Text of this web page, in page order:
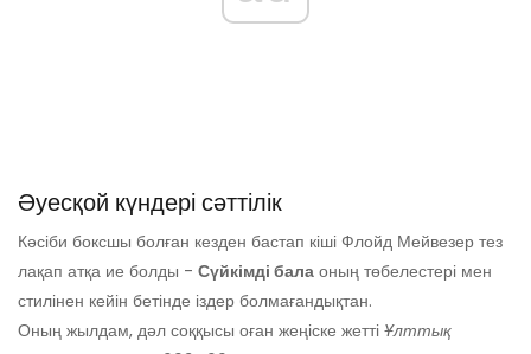
Әуесқой күндері сәттілік
Кәсіби боксшы болған кезден бастап кіші Флойд Мейвезер тез
лақап атқа ие болды - Сүйкімді бала оның төбелестері мен
стилінен кейін бетінде іздер болмағандықтан.
Оның жылдам, дәл соққысы оған жеңіске жетті Ұлттық